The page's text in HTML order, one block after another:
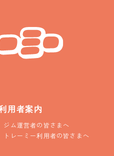
用者案内
ジム運営者の皆さまへ
トレーミー利用者の皆さまへ